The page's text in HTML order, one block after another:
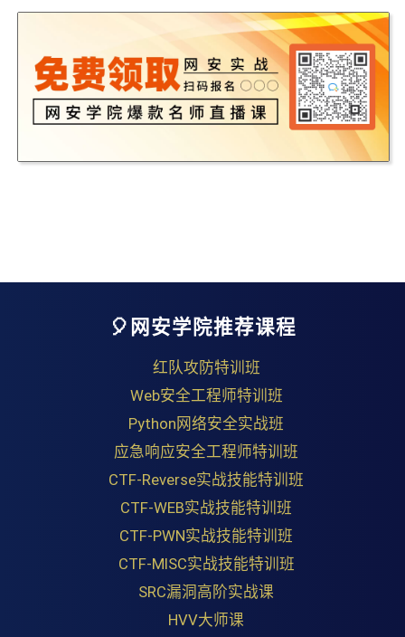
🎈网安学院推荐课程
红队攻防特训班
Web安全工程师特训班
Python网络安全实战班
应急响应安全工程师特训班
CTF-Reverse实战技能特训班
CTF-WEB实战技能特训班
CTF-PWN实战技能特训班
CTF-MISC实战技能特训班
SRC漏洞高阶实战课
HVV大师课